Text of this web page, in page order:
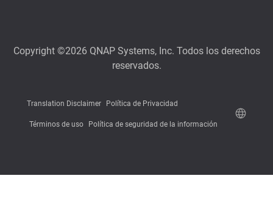
Copyright ©2026 QNAP Systems, Inc. Todos los derechos
reservados.
Translation Disclaimer Política de Privacidad
Términos de uso Política de seguridad de la información